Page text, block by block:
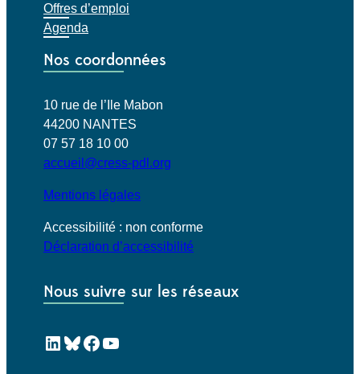
Offres d’emploi
Agenda
Nos coordonnées
10 rue de l’Ile Mabon
44200 NANTES
07 57 18 10 00
accueil@cress-pdl.org
Mentions légales
Accessibilité : non conforme
Déclaration d’accessibilité
Nous suivre sur les réseaux
LinkedIn
Bluesky
Facebook
YouTube